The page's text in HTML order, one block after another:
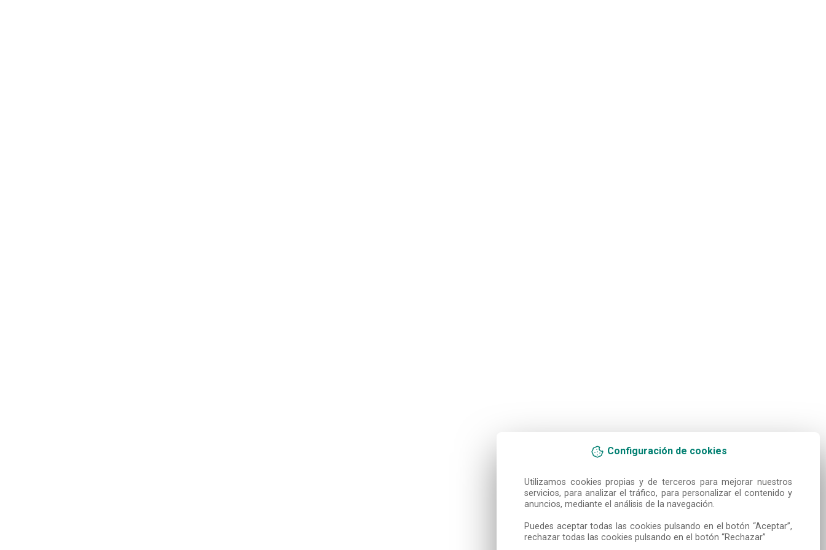
Configuración de cookies
Utilizamos cookies propias y de terceros para mejorar nuestros
servicios, para analizar el tráfico, para personalizar el contenido y
anuncios, mediante el análisis de la navegación.
Puedes aceptar todas las cookies pulsando en el botón “Aceptar”,
rechazar todas las cookies pulsando en el botón “Rechazar”